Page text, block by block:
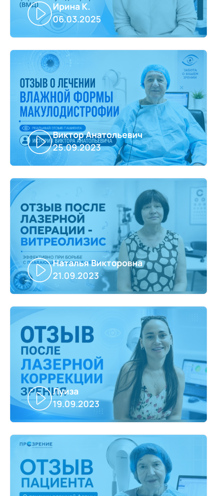
Ирина К.
06.03.2025
Виктор Анатольевич
25.09.2023
Наталья Викторовна
21.09.2023
Луиза
19.09.2023